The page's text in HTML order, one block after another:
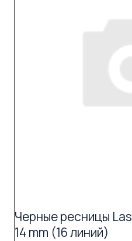
Черные ресницы
14 mm (16 линий)